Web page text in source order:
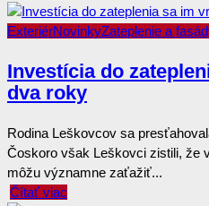
ExteriérNovinkyZateplenie a
Investícia do
dva roky
Rodina Leškovcov sa
Čoskoro však Leškovci zistili, že
môžu významne zaťažiť...
Čítať viac